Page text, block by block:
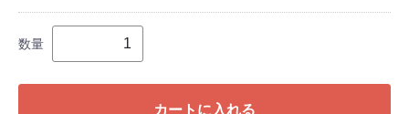
数量
カートに入れる